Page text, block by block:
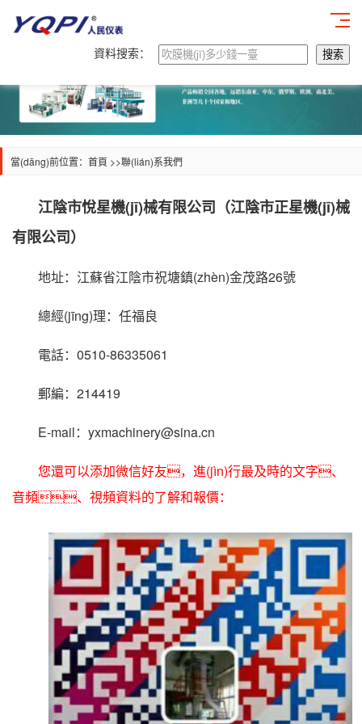
資料搜索：
當(dāng)前位置：首頁 >>聯(lián)系我們
江陰市悅星機(jī)械有限公司（江陰市正星機(jī)械
有限公司）
地址：江蘇省江陰市祝塘鎮(zhèn)金茂路26號
總經(jīng)理：任福良
電話：0510-86335061
郵編：214419
E-mail：yxmachinery@sina.cn
您還可以添加微信好友，進(jìn)行最及時的文字、
音頻、視頻資料的了解和報價：